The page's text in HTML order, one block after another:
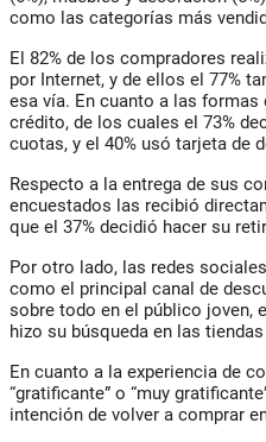
como las categorías más
El 82% de los compradores
por Internet, y de ellos el 77%
esa vía. En cuanto a las
crédito, de los cuales el 73%
cuotas, y el 40% usó tarjeta de
Respecto a la entrega de sus
encuestados las recibió
que el 37% decidió hacer su
Por otro lado, las redes
como el principal canal de
sobre todo en el público joven,
hizo su búsqueda en las
En cuanto a la experiencia de
“gratificante” o “muy
intención de volver a comprar